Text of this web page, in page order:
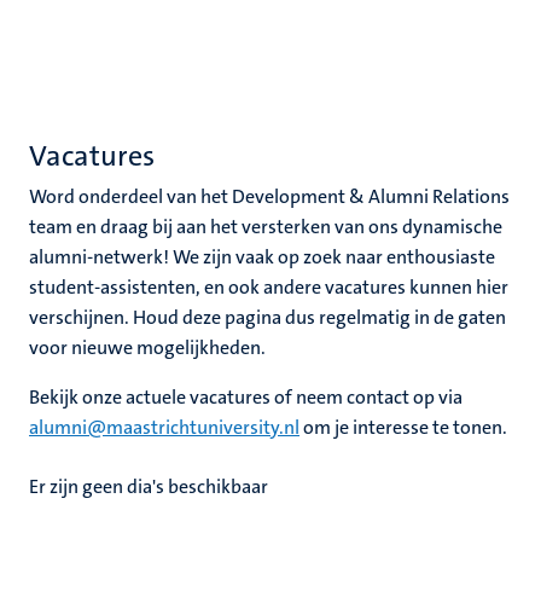
Vacatures
Word onderdeel van het Development & Alumni Relations
team en draag bij aan het versterken van ons dynamische
alumni-netwerk! We zijn vaak op zoek naar enthousiaste
student-assistenten, en ook andere vacatures kunnen hier
verschijnen. Houd deze pagina dus regelmatig in de gaten
voor nieuwe mogelijkheden.
Bekijk onze actuele vacatures of neem contact op via
alumni@maastrichtuniversity.nlom je interesse te tonen.
Er zijn geen dia's beschikbaar